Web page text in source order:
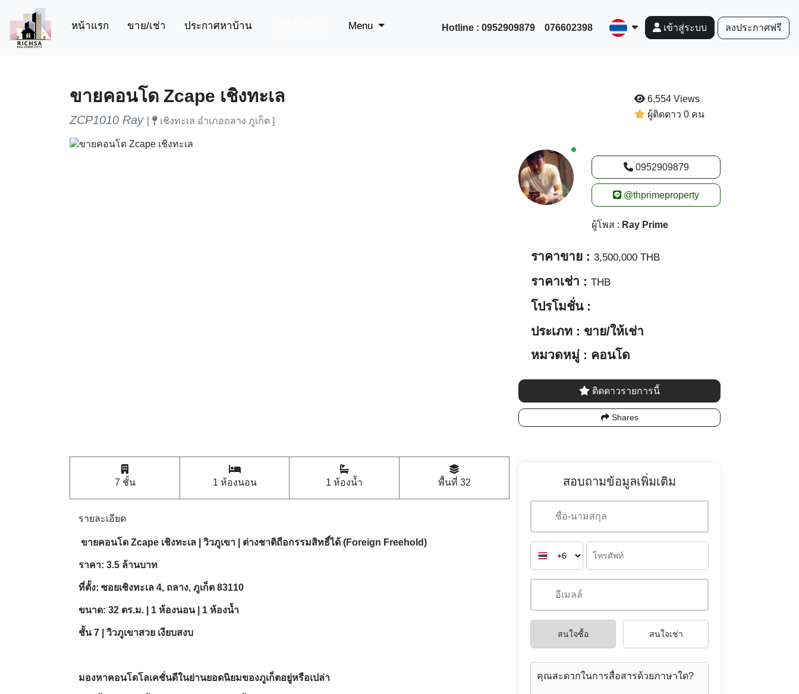
หน้าแรก (current)
ขาย/เช่า ประกาศหาบ้าน Menu Hotline : 0952909879 076602398 เข้าสู่ระบบ ลงประกาศฟรี
ขายคอนโด Zcape เชิงทะเล
ZCP1010 Ray [ เชิงทะเล อำเภอถลาง ภูเก็ต ]
6,554 Views
ผู้ติดดาว 0 คน
New alerts
0952909879
@thprimeproperty
ผู้โพส : Ray Prime
ราคาขาย : 3,500,000 THB
ราคาเช่า : THB
โปรโมชั่น :
ประเภท : ขาย/ให้เช่า
หมวดหมู่ : คอนโด
ติดดาวรายการนี้
Shares
7 ชั้น 1 ห้องนอน 1 ห้องน้ำ พื้นที่ 32
รายละเอียด
️ ขายคอนโด Zcape เชิงทะเล | วิวภูเขา | ต่างชาติถือกรรมสิทธิ์ได้ (Foreign Freehold)
ราคา: 3.5 ล้านบาท
ที่ตั้ง: ซอยเชิงทะเล 4, ถลาง, ภูเก็ต 83110
ขนาด: 32 ตร.ม. | 1 ห้องนอน | 1 ห้องน้ำ
ชั้น 7 | วิวภูเขาสวย เงียบสงบ
มองหาคอนโดโลเคชั่นดีในย่านยอดนิยมของภูเก็ตอยู่หรือเปล่า
สอบถามข้อมูลเพิ่มเติม
สนใจซื้อ สนใจเช่า
คุณสะดวกในการสื่อสารด้วยภาษาใด?